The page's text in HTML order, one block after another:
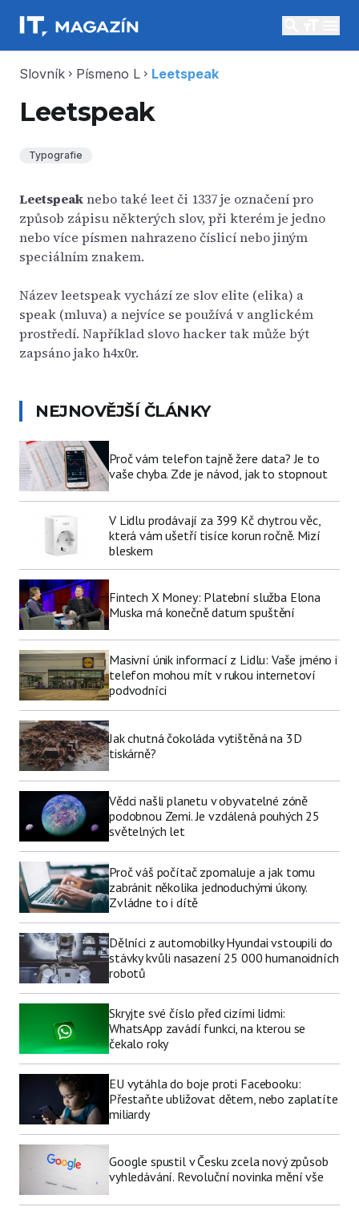
Slovník chevron_right Písmeno L chevron_right Leetspeak
Leetspeak
Typografie
Leetspeaknebo také leet či 1337 je označení pro
způsob zápisu některých slov, při kterém je jedno
nebo více písmen nahrazeno číslicí nebo jiným
speciálním znakem.
Název leetspeak vychází ze slov elite (elika) a
speak (mluva) a nejvíce se používá v anglickém
prostředí. Například slovo hacker tak může být
zapsáno jako h4x0r.
NEJNOVĚJŠÍ ČLÁNKY
Proč vám telefon tajně žere data? Je to
vaše chyba. Zde je návod, jak to stopnout
V Lidlu prodávají za 399 Kč chytrou věc,
která vám ušetří tisíce korun ročně. Mizí
bleskem
Fintech X Money: Platební služba Elona
Muska má konečně datum spuštění
Masivní únik informací z Lidlu: Vaše jméno i
telefon mohou mít v rukou internetoví
podvodníci
Jak chutná čokoláda vytištěná na 3D
tiskárně?
Vědci našli planetu v obyvatelné zóně
podobnou Zemi. Je vzdálená pouhých 25
světelných let
Proč váš počítač zpomaluje a jak tomu
zabránit několika jednoduchými úkony.
Zvládne to i dítě
Dělníci z automobilky Hyundai vstoupili do
stávky kvůli nasazení 25 000 humanoidních
robotů
Skryjte své číslo před cizími lidmi:
WhatsApp zavádí funkci, na kterou se
čekalo roky
EU vytáhla do boje proti Facebooku:
Přestaňte ubližovat dětem, nebo zaplatíte
miliardy
Google spustil v Česku zcela nový způsob
vyhledávání. Revoluční novinka mění vše